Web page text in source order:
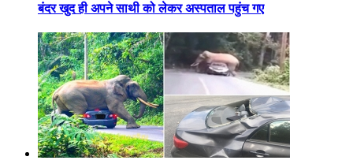
बंदर खुद ही अपने साथी को लेकर अस्पताल पहुंच गए